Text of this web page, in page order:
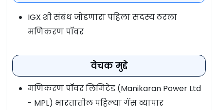
IGX शी संबंध जोडणारा पहिला सदस्य ठरला
मणिकरण पॉवर
वेचक मुद्दे
मणिकरण पॉवर लिमिटेड (Manikaran Power Ltd
- MPL) भारतातील पहिल्या गॅस व्यापार